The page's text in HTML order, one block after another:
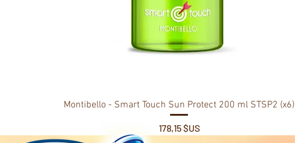
Montibello - Smart Touch Sun Protect 200 ml STSP2 (x6)
Prix
178,15 $US